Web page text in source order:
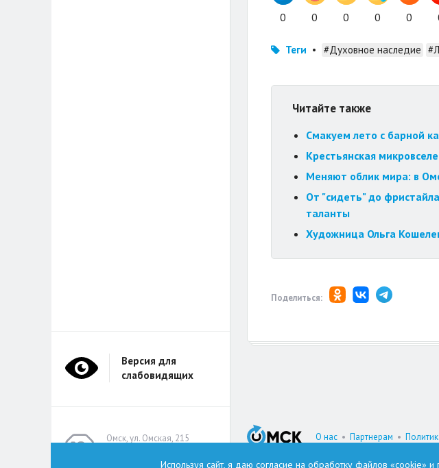
0 0 0 0 0
Теги • #Духовное наследие
Читайте также
Смакуем лето с барной
Крестьянская
Меняют облик мира: в
От "сидеть" до
таланты
Художница Ольга
Поделиться:
О нас• Партнерам •
Омск, ул. Омская, 215
omskzdes@inbox.ru
Версия для
слабовидящих
Используя сайт, я даю согласие на обработку файлов «cookie» и